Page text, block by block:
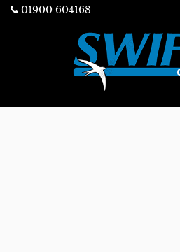
01900 604168